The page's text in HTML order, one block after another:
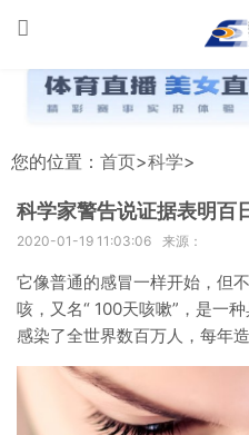
您的位置： 首页>科学>
科学家警告说证据表明百
2020-01-19 11:03:06 来源：
它像普通的感冒一样开始，但
咳，又名“ 100天咳嗽”，是一
感染了全世界数百万人，每年